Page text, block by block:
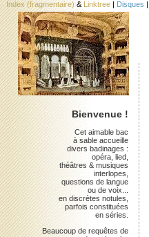
Index (fragmentaire) & Linktree | Disques |
Bienvenue !
Cet aimable bac
à sable accueille
divers badinages :
opéra, lied,
théâtres & musiques
interlopes,
questions de langue
ou de voix...
en discrètes notules,
parfois constituées
en séries.
Beaucoup de requêtes de